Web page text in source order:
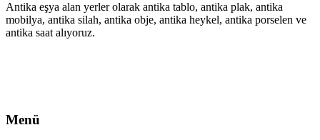
Antika eşya alan yerler olarak antika tablo, antika plak, antika
mobilya, antika silah, antika obje, antika heykel, antika porselen ve
antika saat alıyoruz.
Menü